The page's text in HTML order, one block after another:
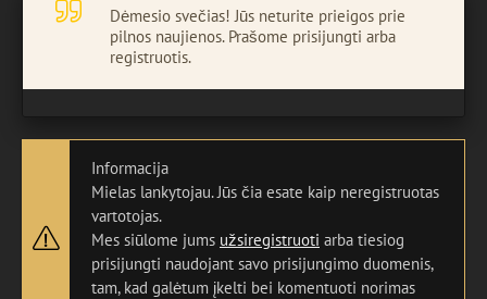
Dėmesio svečias! Jūs neturite prieigos prie
pilnos naujienos. Prašome prisijungti arba
registruotis.
Informacija
Mielas lankytojau. Jūs čia esate kaip neregistruotas
vartotojas.
Mes siūlome jums užsiregistruoti arba tiesiog
prisijungti naudojant savo prisijungimo duomenis,
tam, kad galėtum įkelti bei komentuoti norimas